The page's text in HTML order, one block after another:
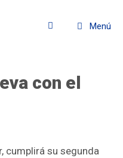
Menú
con el
cumplirá su segunda